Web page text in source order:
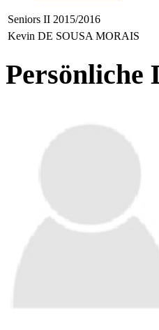
Seniors II 2015/2016
Kevin DE SOUSA MORAIS
Persönliche